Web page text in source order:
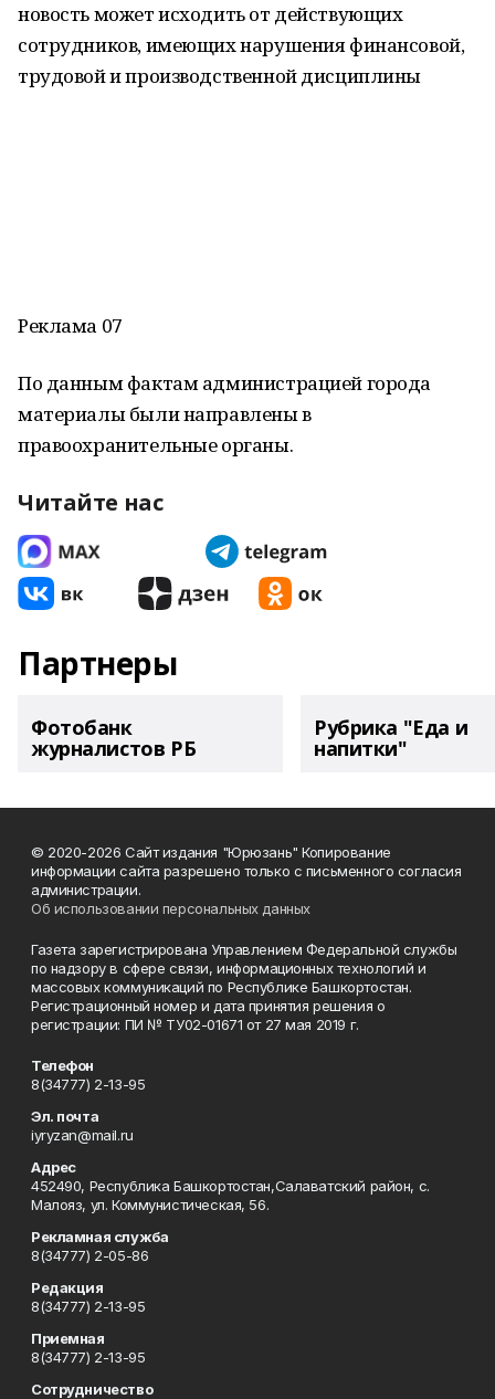
новость может исходить от действующих
сотрудников, имеющих нарушения финансовой,
трудовой и производственной дисциплины
Реклама 07
По данным фактам администрацией города
материалы были направлены в
правоохранительные органы.
Читайте нас
Партнеры
Фотобанк
журналистов РБ
Рубрика "Еда и
напитки"
© 2020-2026 Сайт издания "Юрюзань" Копирование
информации сайта разрешено только с письменного согласия
администрации.
Об использовании персональных данных
Газета зарегистрирована Управлением Федеральной службы
по надзору в сфере связи, информационных технологий и
массовых коммуникаций по Республике Башкортостан.
Регистрационный номер и дата принятия решения о
регистрации: ПИ № ТУ02-01671 от 27 мая 2019 г.
Телефон
8(34777) 2-13-95
Эл. почта
iyryzan@mail.ru
Адрес
452490, Республика Башкортостан,Салаватский район, с.
Малояз, ул. Коммунистическая, 56.
Рекламная служба
8(34777) 2-05-86
Редакция
8(34777) 2-13-95
Приемная
8(34777) 2-13-95
Сотрудничество